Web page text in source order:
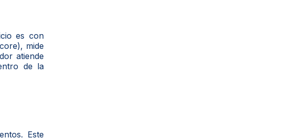
es con
mide
atiende
de la
Este